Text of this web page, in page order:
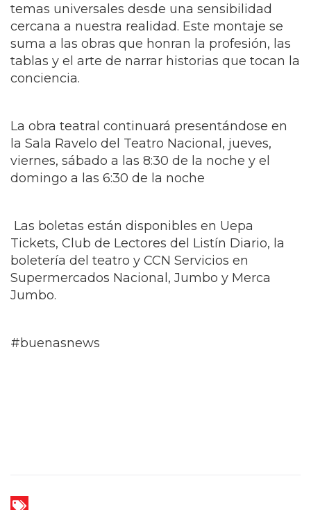
temas universales desde una sensibilidad
cercana a nuestra realidad. Este montaje se
suma a las obras que honran la profesión, las
tablas y el arte de narrar historias que tocan la
conciencia.
La obra teatral continuará presentándose en
la Sala Ravelo del Teatro Nacional, jueves,
viernes, sábado a las 8:30 de la noche y el
domingo a las 6:30 de la noche
Las boletas están disponibles en Uepa
Tickets, Club de Lectores del Listín Diario, la
boletería del teatro y CCN Servicios en
Supermercados Nacional, Jumbo y Merca
Jumbo.
#buenasnews